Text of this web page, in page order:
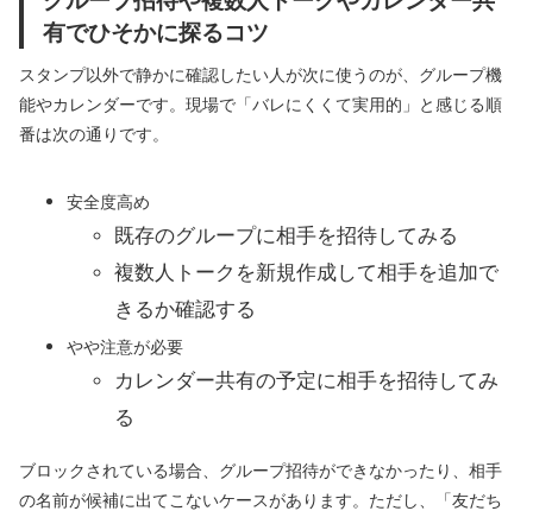
有でひそかに探るコツ
スタンプ以外で静かに確認したい人が次に使うのが、グループ機
能やカレンダーです。現場で「バレにくくて実用的」と感じる順
番は次の通りです。
安全度高め
既存のグループに相手を招待してみる
複数人トークを新規作成して相手を追加で
きるか確認する
やや注意が必要
カレンダー共有の予定に相手を招待してみ
る
ブロックされている場合、グループ招待ができなかったり、相手
の名前が候補に出てこないケースがあります。ただし、「友だち